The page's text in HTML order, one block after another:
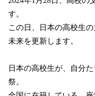
す。
この日、日本の高校生
未来を更新します。
日本の高校生が、自分
祭。